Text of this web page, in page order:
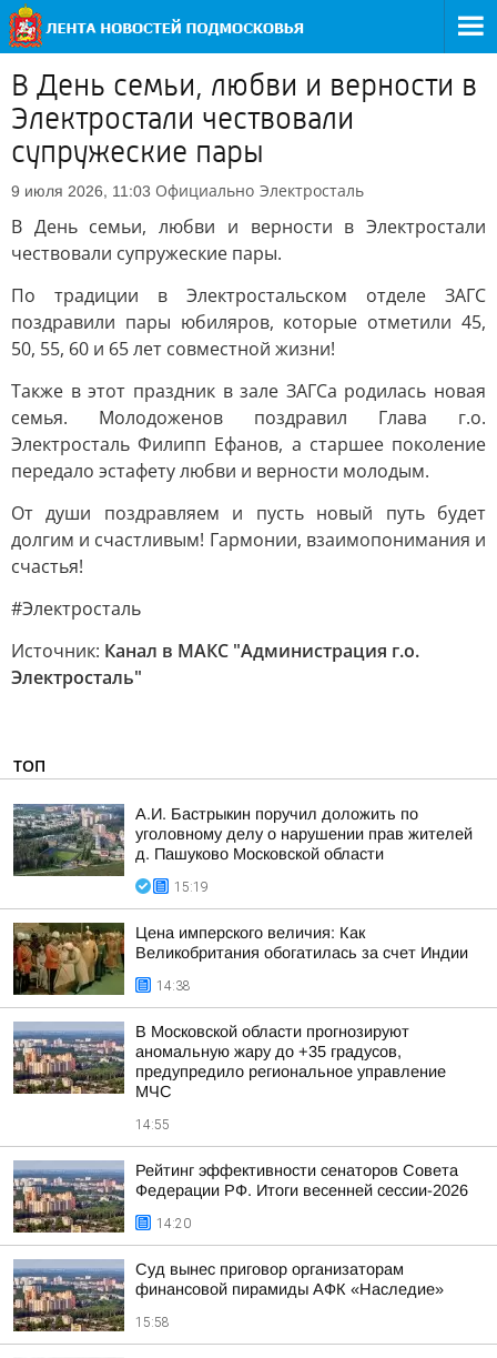
В День семьи, любви и верности в
Электростали чествовали
супружеские пары
9 июля 2026, 11:03 Официально Электросталь
В День семьи, любви и верности в Электростали
чествовали супружеские пары.
По традиции в Электростальском отделе ЗАГС
поздравили пары юбиляров, которые отметили 45,
50, 55, 60 и 65 лет совместной жизни!
Также в этот праздник в зале ЗАГСа родилась новая
семья. Молодоженов поздравил Глава г.о.
Электросталь Филипп Ефанов, а старшее поколение
передало эстафету любви и верности молодым.
От души поздравляем и пусть новый путь будет
долгим и счастливым! Гармонии, взаимопонимания и
счастья!
#Электросталь
Источник: Канал в МАКС "Администрация г.о.
Электросталь"
ТОП
А.И. Бастрыкин поручил доложить по
уголовному делу о нарушении прав жителей
д. Пашуково Московской области
15:19
Цена имперского величия: Как
Великобритания обогатилась за счет Индии
14:38
В Московской области прогнозируют
аномальную жару до +35 градусов,
предупредило региональное управление
МЧС
14:55
Рейтинг эффективности сенаторов Совета
Федерации РФ. Итоги весенней сессии-2026
14:20
Суд вынес приговор организаторам
финансовой пирамиды АФК «Наследие»
15:58